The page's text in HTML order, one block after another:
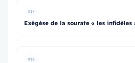
#17
Exégèse de la sourate « les
#18